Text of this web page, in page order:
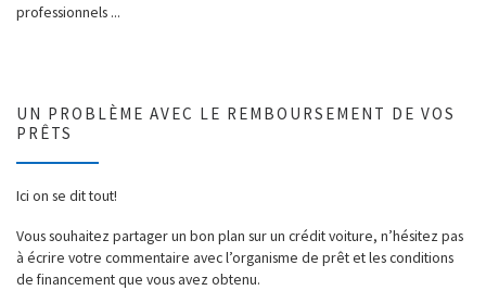
professionnels ...
UN PROBLÈME AVEC LE REMBOURSEMENT DE VOS
PRÊTS
Ici on se dit tout!
Vous souhaitez partager un bon plan sur un crédit voiture, n’hésitez pas
à écrire votre commentaire avec l’organisme de prêt et les conditions
de financement que vous avez obtenu.